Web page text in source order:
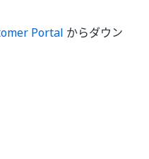
Portal からダウン